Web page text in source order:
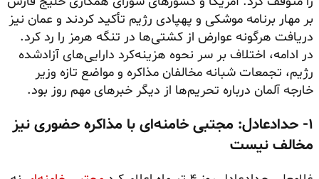
بر مهار برنامه موشکی و پهپادی رژیم تأکید کردند و عمان نیز
دریافت هرگونه عوارض از کشتی‌ها در تنگه هرمز را رد کرد.
در ادامه، اختلاف بر سر نحوه هزینه‌کرد دارایی‌های آزادشده
رژیم، تجمعات شبانه مخالفان مذاکره و مواضع تازه وزیر
خارجه آلمان درباره تحریم‌ها از دیگر خبرهای مهم روز بود.
۱- حدادعادل: مجتبی خامنه‌ای با مذاکره حضوری نیز
مخالف نیست